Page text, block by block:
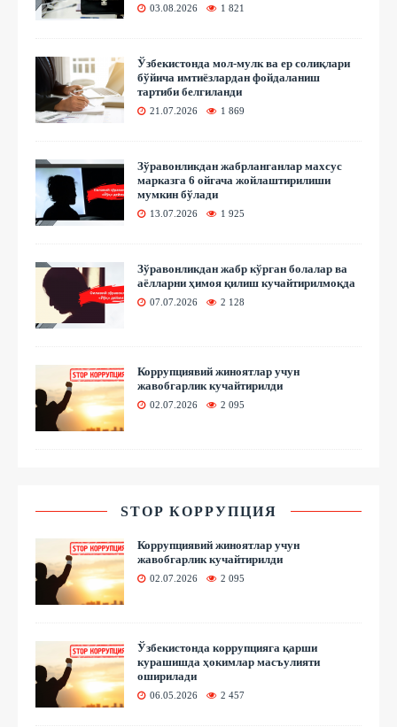
03.08.2026 1 821
Ўзбекистонда мол-мулк ва ер солиқлари
бўйича имтиёзлардан фойдаланиш
тартиби белгиланди
21.07.2026 1 869
Зўравонликдан жабрланганлар махсус
марказга 6 ойгача жойлаштирилиши
мумкин бўлади
13.07.2026 1 925
Зўравонликдан жабр кўрган болалар ва
аёлларни ҳимоя қилиш кучайтирилмоқда
07.07.2026 2 128
Коррупциявий жиноятлар учун
жавобгарлик кучайтирилди
02.07.2026 2 095
STOP КОРРУПЦИЯ
Коррупциявий жиноятлар учун
жавобгарлик кучайтирилди
02.07.2026 2 095
Ўзбекистонда коррупцияга қарши
курашишда ҳокимлар масъулияти
оширилади
06.05.2026 2 457